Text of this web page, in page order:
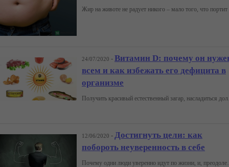
24/07/2020 - Витамин D: почему он
всем и как избежать его дефицита в
организме
Получить красивый
12/06/2020 - Достигнуть цели: как
побороть неуверенность в себе
Почему одни люди уверенно идут по жизни, и,